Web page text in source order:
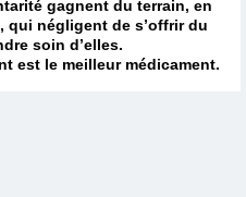
gagnent du terrain, en
qui négligent de s’offrir du
soin d’elles.
est le meilleur médicament.